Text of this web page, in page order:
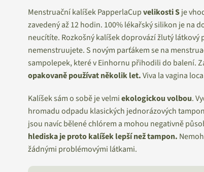
Menstruační kalíšek PapperlaCupvelikosti Sje
zavedený až 12 hodin. 100% lékařský silikon je na
neucítíte. Rozkošný kalíšek doprovází žlutý
nemenstruujete. S novým parťákem se na
sampolepek, které v Einhornu přihodili do balení.
opakovaně používat několik let.Viva la vagina
Kalíšek sám o sobě je velmiekologickou volbou.
hromadu odpadu klasických jednorázových
jsou navíc bělené chlórem a mohou negativně
hlediska je proto kalíšek lepší než tampon.
žádnými problémovými látkami.